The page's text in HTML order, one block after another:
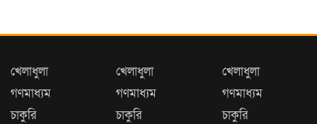
খেলাধুলা
গণমাধ্যম
চাকুরি
খেলাধুলা
গণমাধ্যম
চাকুরি
খেলাধুলা
গণমাধ্যম
চাকুরি